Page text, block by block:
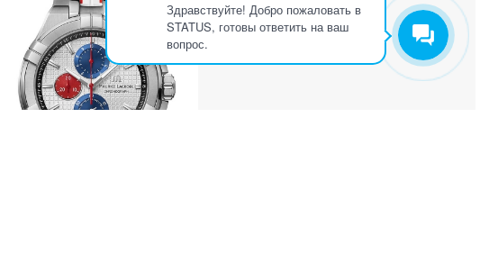
Здравствуйте! Добро пожаловать в
STATUS, готовы ответить на ваш
вопрос.